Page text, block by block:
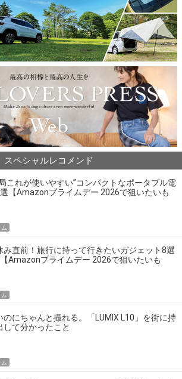
スペシャルレコメンド
これが使いやすい”コンパクトなポータブル電
【Amazonプライムデー 2026で狙いたいも
ム
み直前！旅行に持って行きたいガジェット8選
Amazonプライムデー 2026で狙いたいも
ム
のにちゃんと撮れる。「LUMIX L10」を街に持
して分かったこと
ム